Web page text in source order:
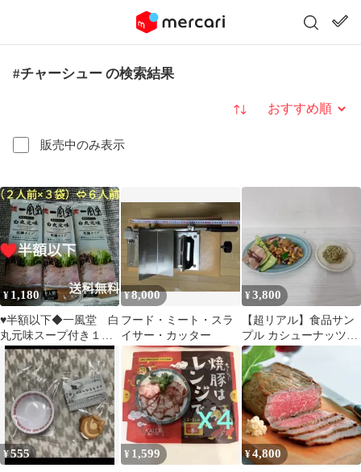
#チャーシュー の検索結果
販売中のみ表示
並び替え
¥ 1,180
♥半額以下◆一風堂 白
丸元味スープ付き１袋
（２人前）×３セット
（６人前）
¥8,000
フード・ミート・スラ
イサー・カッター
¥3,800
【超リアル】食品サン
プル カシューナッツ炒
め 焼き豚添え ＆ザーサ
イ
¥555 ¥ 1,599 ¥4,800